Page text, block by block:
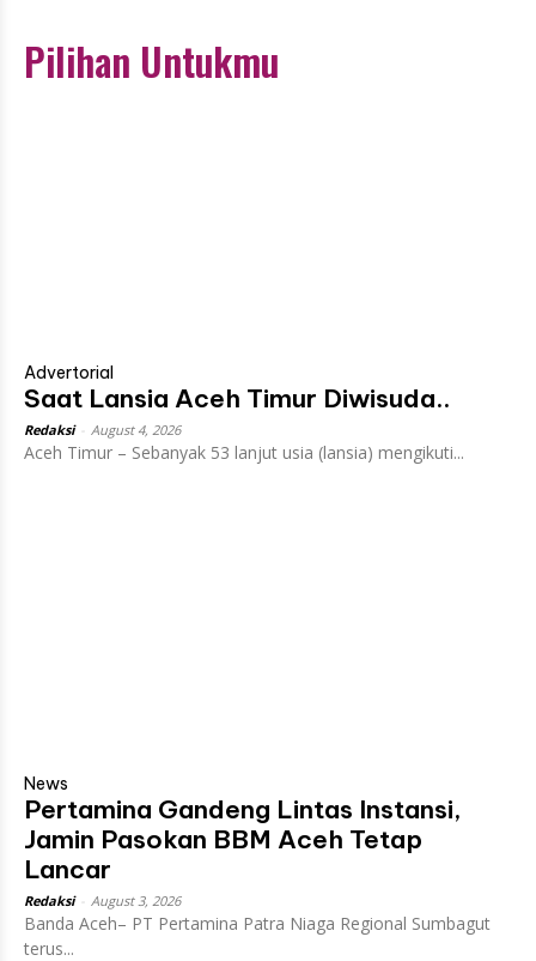
Pilihan Untukmu
Advertorial
Saat Lansia Aceh Timur Diwisuda..
Redaksi August 4, 2026
Aceh Timur – Sebanyak 53 lanjut usia (lansia) mengikuti...
News
Pertamina Gandeng Lintas Instansi,
Jamin Pasokan BBM Aceh Tetap
Lancar
Redaksi August 3, 2026
Banda Aceh– PT Pertamina Patra Niaga Regional Sumbagut
terus...